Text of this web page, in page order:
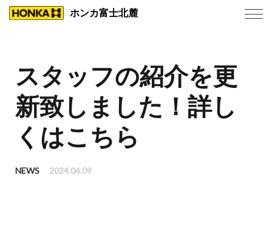
ホンカ富士北麓
スタッフの紹介を更
新致しました！ 詳し
くはこちら
NEWS 2024.04.09